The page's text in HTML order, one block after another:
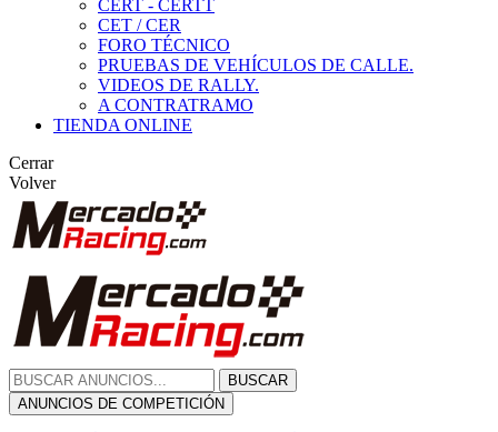
CERT - CERTT
CET / CER
FORO TÉCNICO
PRUEBAS DE VEHÍCULOS DE CALLE.
VIDEOS DE RALLY.
A CONTRATRAMO
TIENDA ONLINE
Cerrar
Volver
BUSCAR
ANUNCIOS DE COMPETICIÓN